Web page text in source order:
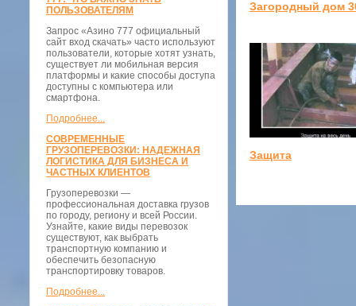
ПОЛЬЗОВАТЕЛЯМ
Запрос «Азино 777 официальный
сайт вход скачать» часто используют
пользователи, которые хотят узнать,
существует ли мобильная версия
платформы и какие способы доступа
доступны с компьютера или
смартфона.
Подробнее...
СОВРЕМЕННЫЕ
ГРУЗОПЕРЕВОЗКИ: НАДЕЖНАЯ
ЛОГИСТИКА ДЛЯ БИЗНЕСА И
ЧАСТНЫХ КЛИЕНТОВ
Грузоперевозки —
профессиональная доставка грузов
по городу, региону и всей России.
Узнайте, какие виды перевозок
существуют, как выбрать
транспортную компанию и
обеспечить безопасную
транспортировку товаров.
Подробнее...
Загородный дом
Защита